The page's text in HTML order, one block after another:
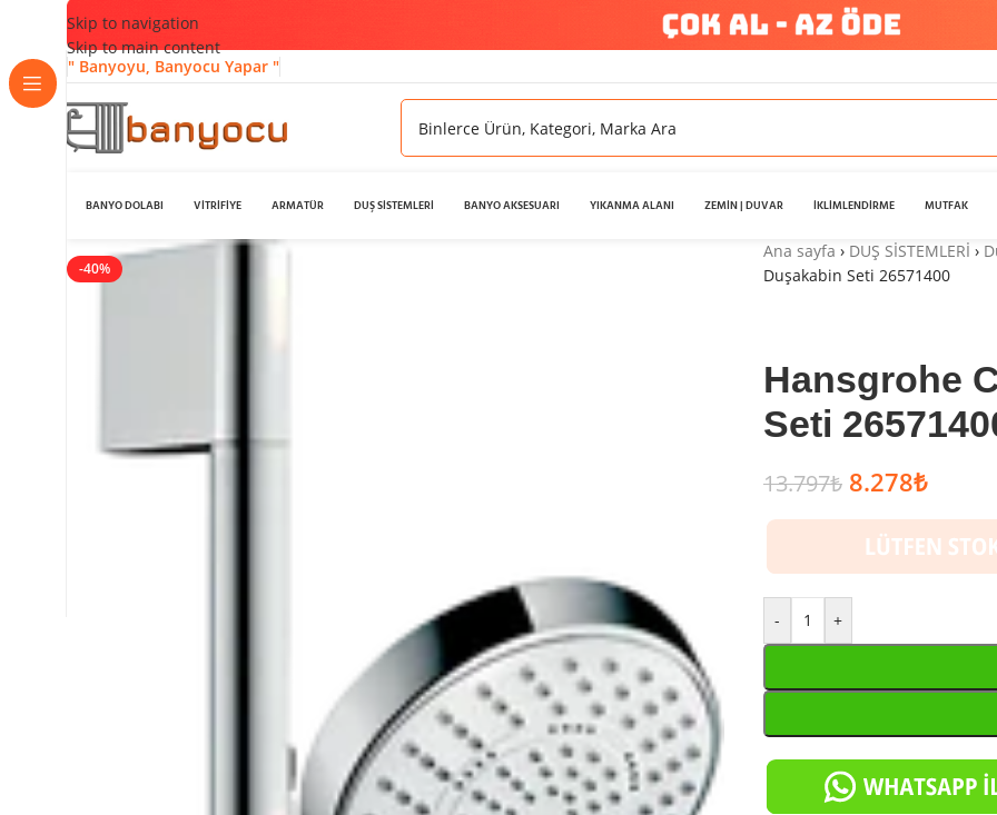
Skip to navigation
Skip to main content
" Banyoyu, Banyocu Yapar "
BANYO DOLABI VİTRİFİYE ARMATÜR DUŞ SİSTEMLERİ BANYO AKSESUARI YIKANMA ALANI ZEMİN | DUVAR İKLİMLENDİRME MUTFAK
-40%
Ana sayfa › DUŞ SİSTEMLERİ ›
Duşakabin Seti 26571400
Hansgrohe
Seti
13.797₺ 8.278₺
- +